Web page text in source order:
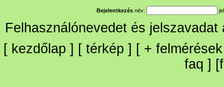
Bejelentkezés név:
Felhasználónevedet és
[ kezdőlap ] [ térkép ] [ + felmérések
faq ] [